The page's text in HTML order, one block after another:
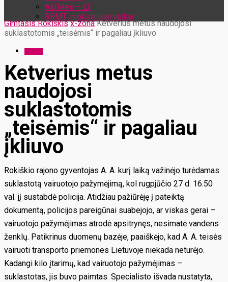
Aš/Mes – LT
RRMT: moksleiviai veikia
Gimtasis Rokiškis x-zona Ketverius metus naudojosi
suklastotomis „teisėmis“ ir pagaliau įkliuvo
Ketverius metus
naudojosi
suklastotomis
„teisėmis“ ir pagaliau
įkliuvo
Rokiškio rajono gyventojas A. A. kurį laiką važinėjo turėdamas
suklastotą vairuotojo pažymėjimą, kol rugpjūčio 27 d. 16.50
val. jį sustabdė policija. Atidžiau pažiūrėję į pateiktą
dokumentą, policijos pareigūnai suabejojo, ar viskas gerai –
vairuotojo pažymėjimas atrodė apsitrynęs, nesimatė vandens
ženklų. Patikrinus duomenų bazėje, paaiškėjo, kad A. A. teisės
vairuoti transporto priemones Lietuvoje niekada neturėjo.
Kadangi kilo įtarimų, kad vairuotojo pažymėjimas –
suklastotas, jis buvo paimtas. Specialisto išvada nustatyta,